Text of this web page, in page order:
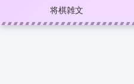
将棋雑文